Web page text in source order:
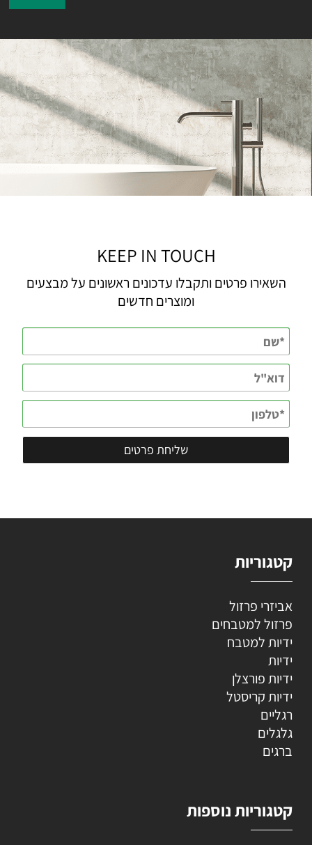
KEEP IN TOUCH
השאירו פרטים ותקבלו עדכונים ראשונים על מבצעים
ומוצרים חדשים
קטגוריות
אביזרי פרזול
פרזול למטבחים
ידיות למטבח
ידיות
ידיות פורצלן
ידיות קריסטל
רגליים
גלגלים
ברגים
קטגוריות נוספות